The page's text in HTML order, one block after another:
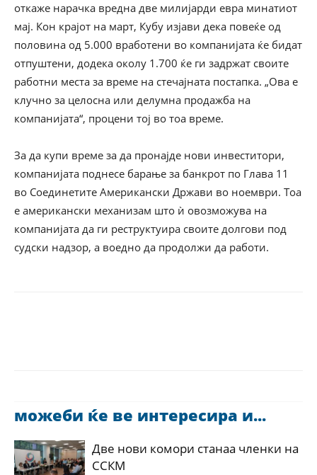
откаже нарачка вредна две милијарди евра минатиот
мај. Кон крајот на март, Кубу изјави дека повеќе од
половина од 5.000 вработени во компанијата ќе бидат
отпуштени, додека околу 1.700 ќе ги задржат своите
работни места за време на стечајната постапка. „Ова е
клучно за целосна или делумна продажба на
компанијата“, процени тој во тоа време.
За да купи време за да пронајде нови инвеститори,
компанијата поднесе барање за банкрот по Глава 11
во Соединетите Американски Држави во ноември. Тоа
е американски механизам што ѝ овозможува на
компанијата да ги реструктуира своите долгови под
судски надзор, а воедно да продолжи да работи.
можеби ќе ве интересира и...
Две нови комори станаа членки на
ССКМ